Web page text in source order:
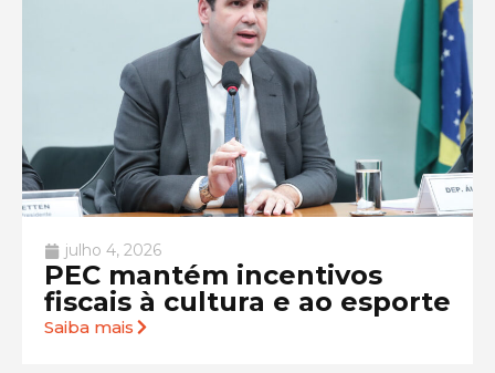
julho 4, 2026
PEC mantém incentivos
fiscais à cultura e ao esporte
Saiba mais